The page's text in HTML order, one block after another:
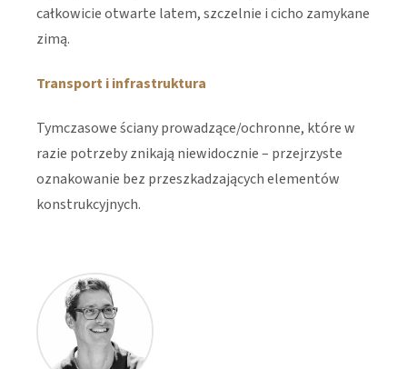
całkowicie otwarte latem, szczelnie i cicho zamykane
zimą.
Transport i infrastruktura
Tymczasowe ściany prowadzące/ochronne, które w
razie potrzeby znikają niewidocznie – przejrzyste
oznakowanie bez przeszkadzających elementów
konstrukcyjnych.